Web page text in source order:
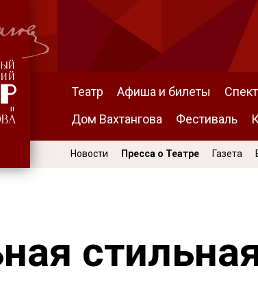
Театр Афиша и билеты
Дом Вахтангова
Фестиваль
Новости Пресса о Театре Газета